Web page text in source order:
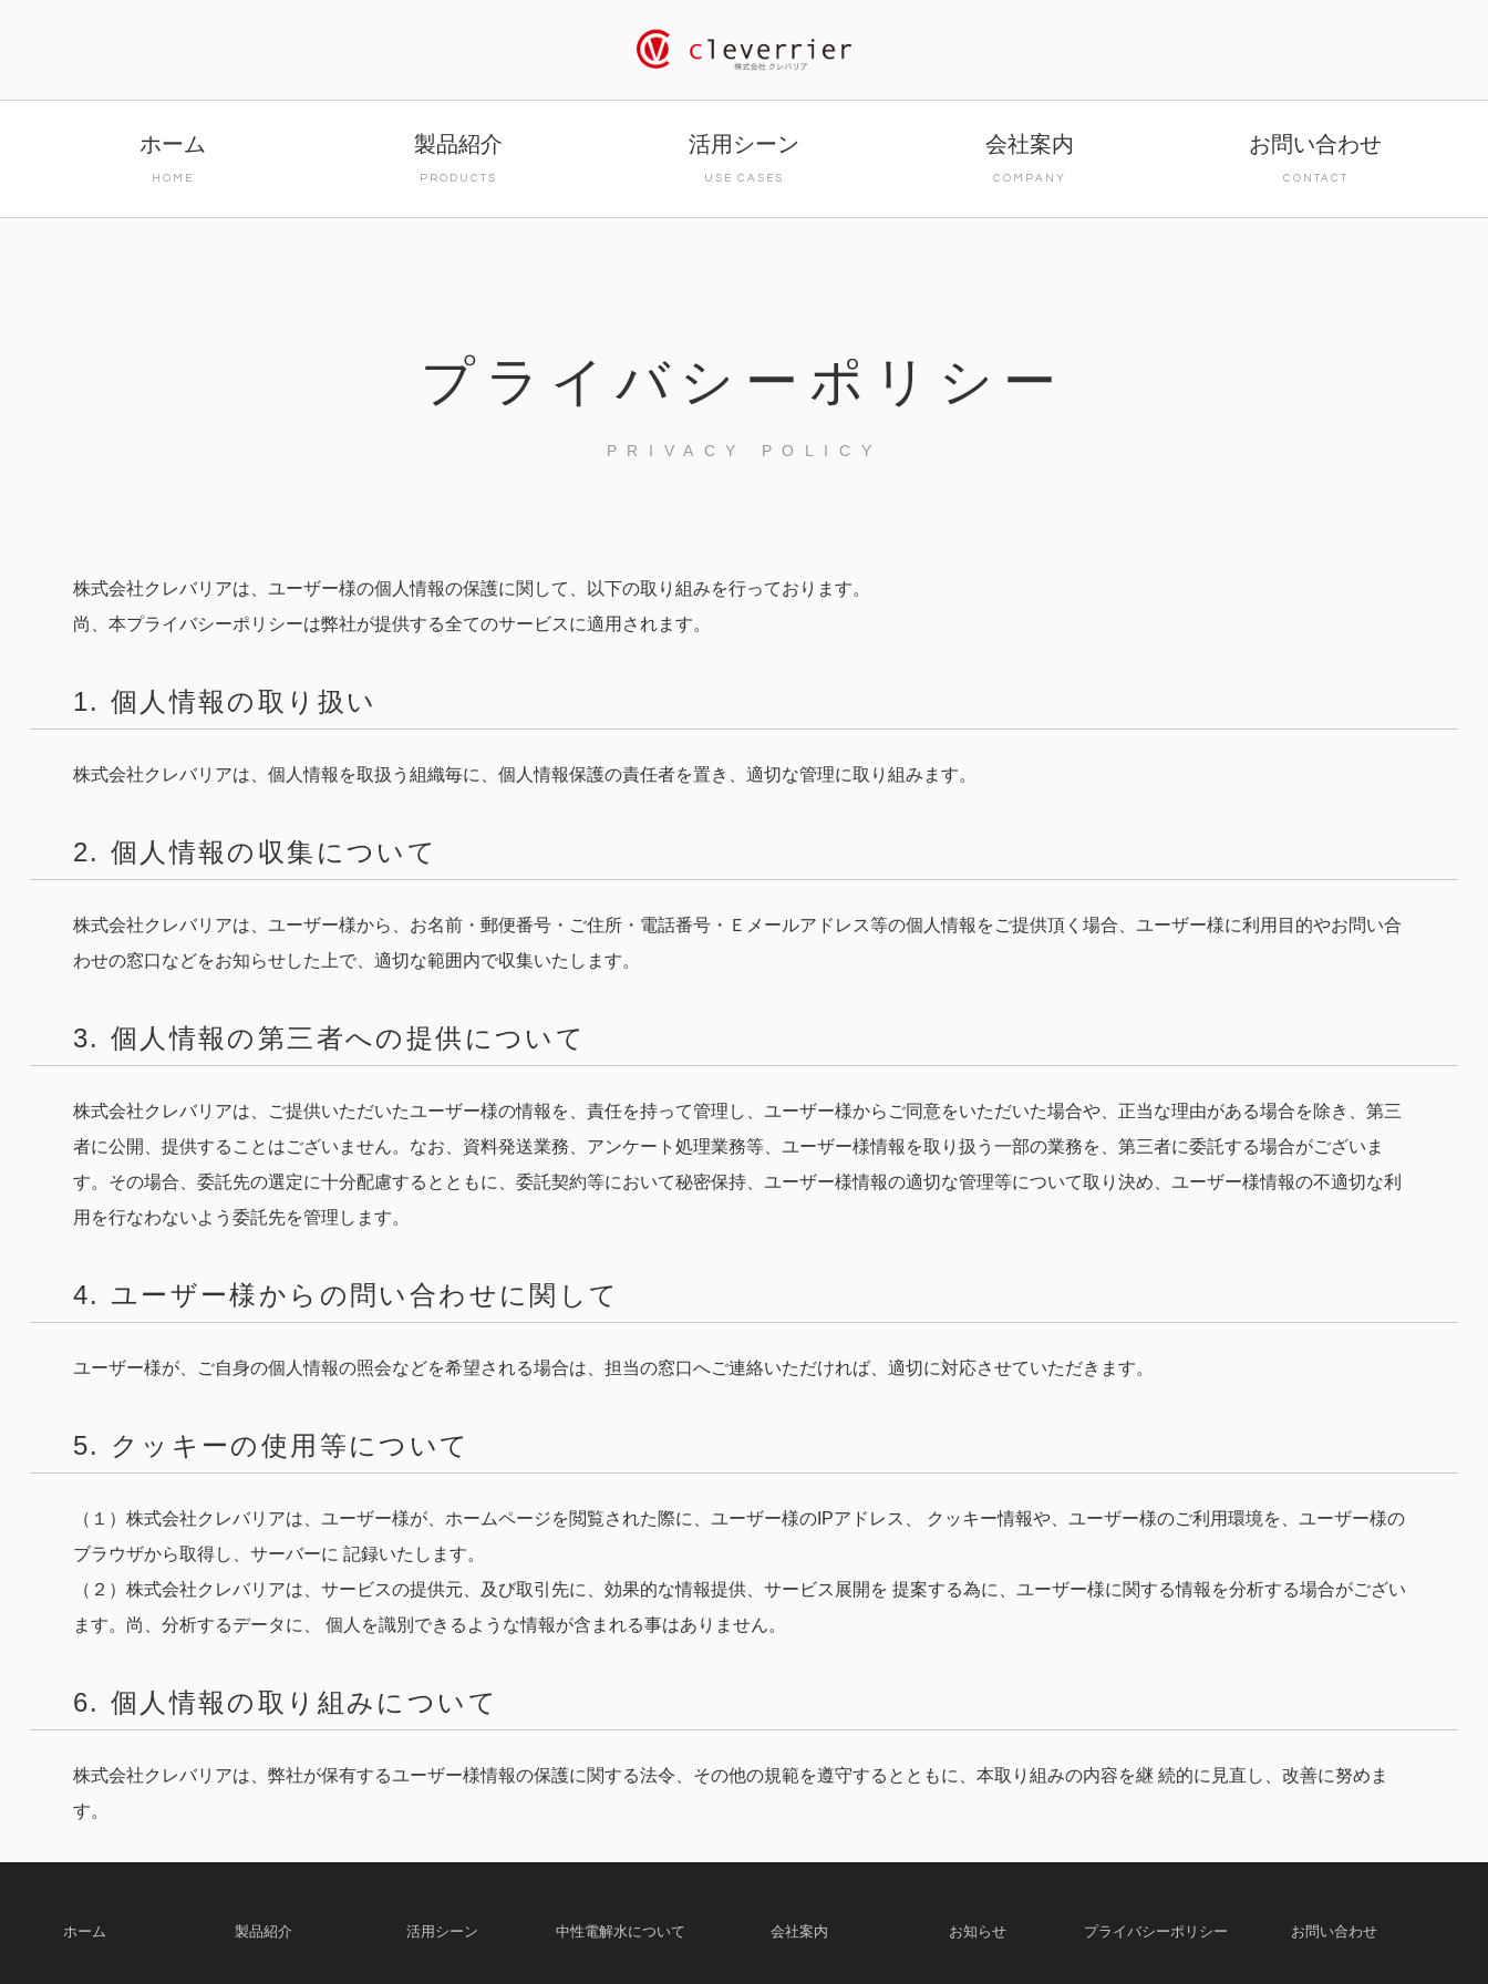
ホーム
HOME
製品紹介
PRODUCTS
活用シーン
USE CASES
会社案内
COMPANY
お問い合わせ
CONTACT
プライバシーポリシー
PRIVACY POLICY
株式会社クレバリアは、ユーザー様の個人情報の保護に関して、以下の取り組みを行っております。
尚、本プライバシーポリシーは弊社が提供する全てのサービスに適用されます。
1. 個人情報の取り扱い
株式会社クレバリアは、個人情報を取扱う組織毎に、個人情報保護の責任者を置き、適切な管理に取り組みます。
2. 個人情報の収集について
株式会社クレバリアは、ユーザー様から、お名前・郵便番号・ご住所・電話番号・Ｅメールアドレス等の個人情報をご提供頂く場合、ユーザー様に利用目的やお問い合
わせの窓口などをお知らせした上で、適切な範囲内で収集いたします。
3. 個人情報の第三者への提供について
株式会社クレバリアは、ご提供いただいたユーザー様の情報を、責任を持って管理し、ユーザー様からご同意をいただいた場合や、正当な理由がある場合を除き、第三
者に公開、提供することはございません。なお、資料発送業務、アンケート処理業務等、ユーザー様情報を取り扱う一部の業務を、第三者に委託する場合がございま
す。その場合、委託先の選定に十分配慮するとともに、委託契約等において秘密保持、ユーザー様情報の適切な管理等について取り決め、ユーザー様情報の不適切な利
用を行なわないよう委託先を管理します。
4. ユーザー様からの問い合わせに関して
ユーザー様が、ご自身の個人情報の照会などを希望される場合は、担当の窓口へご連絡いただければ、適切に対応させていただきます。
5. クッキーの使用等について
（１）株式会社クレバリアは、ユーザー様が、ホームページを閲覧された際に、ユーザー様のIPアドレス、 クッキー情報や、ユーザー様のご利用環境を、ユーザー様の
ブラウザから取得し、サーバーに 記録いたします。
（２）株式会社クレバリアは、サービスの提供元、及び取引先に、効果的な情報提供、サービス展開を 提案する為に、ユーザー様に関する情報を分析する場合がござい
ます。尚、分析するデータに、 個人を識別できるような情報が含まれる事はありません。
6. 個人情報の取り組みについて
株式会社クレバリアは、弊社が保有するユーザー様情報の保護に関する法令、その他の規範を遵守するとともに、本取り組みの内容を継 続的に見直し、改善に努めま
す。
ホーム 製品紹介 活用シーン 中性電解水について 会社案内 お知らせ プライバシーポリシー お問い合わせ